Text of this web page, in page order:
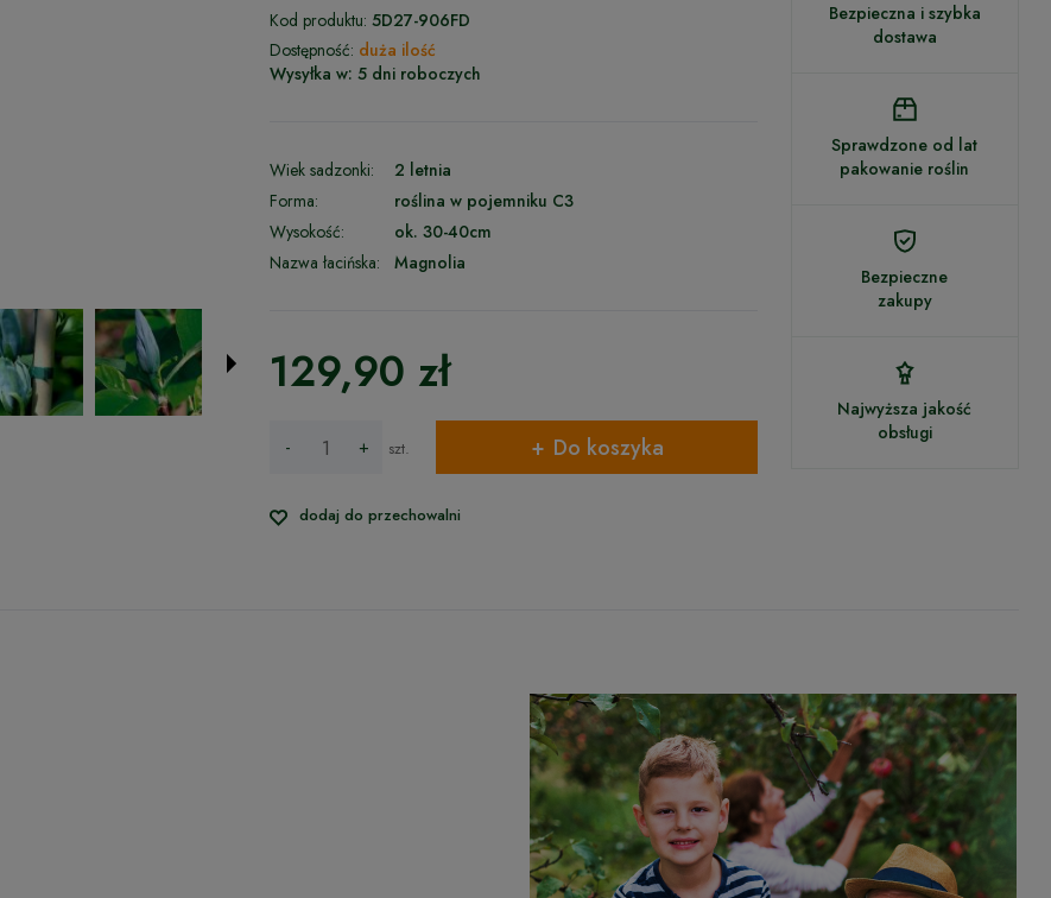
Kod produktu: 5D27-906FD
Dostępność: duża ilość
Wysyłka w: 5 dni roboczych
Wiek sadzonki:
2 letnia
Forma:
roślina w pojemniku C3
Wysokość:
ok. 30-40cm
Nazwa łacińska:
Magnolia
129,90 zł
- + szt. Do koszyka
dodaj do przechowalni
Bezpieczna i szybka
dostawa
Sprawdzone od lat
pakowanie roślin
Bezpieczne
zakupy
Najwyższa jakość
obsługi